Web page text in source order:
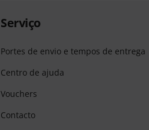
Serviço
Portes de envio e tempos de entrega
Centro de ajuda
Vouchers
Contacto